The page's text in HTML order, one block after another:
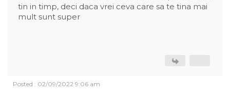
tin in timp, deci daca vrei ceva care sa te tina mai
mult sunt super
Posted : 02/09/2022 9:06 am